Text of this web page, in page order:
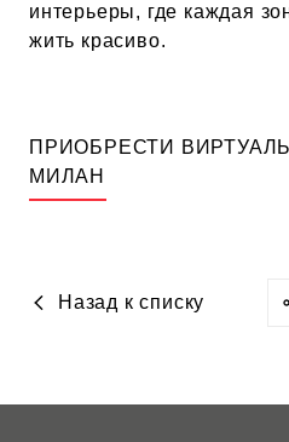
интерьеры, где каждая
жить красиво.
ПРИОБРЕСТИ
МИЛАН
Назад к списку